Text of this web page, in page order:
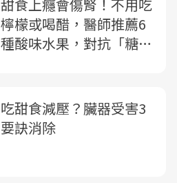
甜食上癮會傷腎！不用吃
檸檬或喝醋，醫師推薦6
種酸味水果，對抗「糖中
吃甜食減壓？臟器受害3
要訣消除